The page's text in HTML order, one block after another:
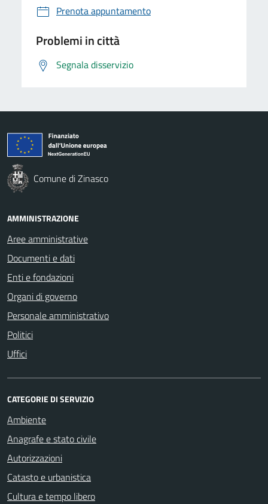
Prenota appuntamento
Problemi in città
Segnala disservizio
Comune di Zinasco
AMMINISTRAZIONE
Aree amministrative
Documenti e dati
Enti e fondazioni
Organi di governo
Personale amministrativo
Politici
Uffici
CATEGORIE DI SERVIZIO
Ambiente
Anagrafe e stato civile
Autorizzazioni
Catasto e urbanistica
Cultura e tempo libero